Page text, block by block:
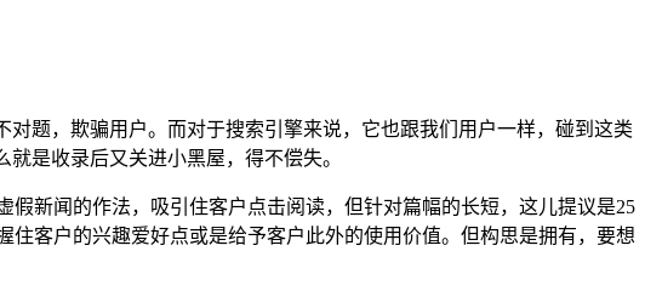
题，欺骗用户。而对于搜索引擎来说，它也跟我们用户一样，碰到这类
是收录后又关进小黑屋，得不偿失。
新闻的作法，吸引住客户点击阅读，但针对篇幅的长短，这儿提议是25
客户的兴趣爱好点或是给予客户此外的使用价值。但构思是拥有，要想